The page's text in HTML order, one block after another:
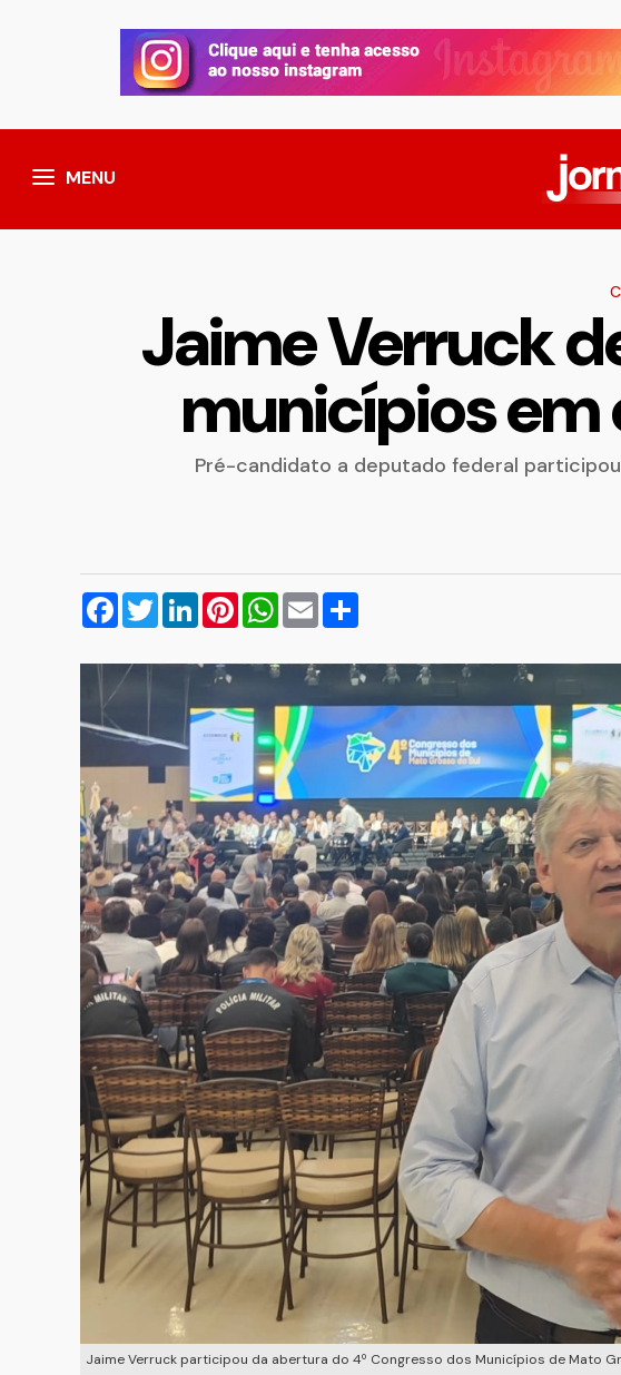
MENU
Jaime Verruck
municípios em
Pré-candidato a deputado federal
Facebook
TwitterLinkedInPinterestWhatsApp
Email
Jaime Verruck participou da abertura do 4º Congresso dos Municípios de Mato